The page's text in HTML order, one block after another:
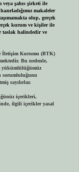
şahıs şirketi ile
makaleler
olup, gerçek
kurum ve kişiler ile
taslak halindedir ve
İletişim Kurumu (BTK)
Bu nedenle,
yükümlülüğümüz
sorumluluğunu
sayılırlar.
içerikleri,
ilgili içerikler yasal